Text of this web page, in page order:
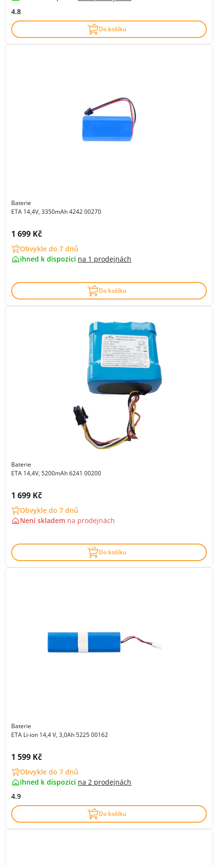
4.8
Do košíku
Baterie
ETA 14,4V, 3350mAh 4242 00270
Cena s DPH:
1 699 Kč
Obvykle do 7 dnů
ihned k dispozici na 1 prodejnách
Do košíku
Baterie
ETA 14,4V, 5200mAh 6241 00200
Cena s DPH:
1 699 Kč
Obvykle do 7 dnů
Není skladem na prodejnách
Do košíku
Baterie
ETA Li-ion 14,4 V, 3,0Ah 5225 00162
Cena s DPH:
1 599 Kč
Obvykle do 7 dnů
ihned k dispozici na 2 prodejnách
4.9
Do košíku